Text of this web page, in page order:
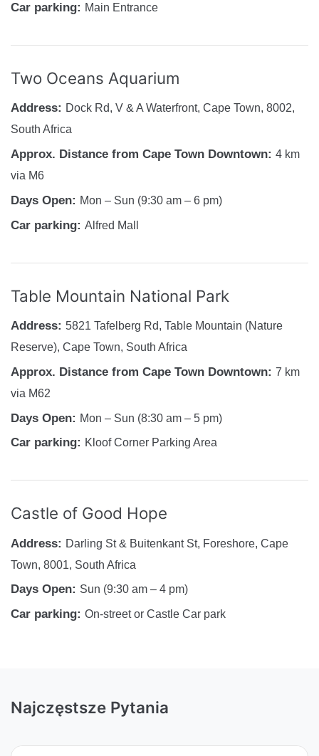
Car parking: Main Entrance
Two Oceans Aquarium
Address: Dock Rd, V & A Waterfront, Cape Town, 8002,
South Africa
Approx. Distance from Cape Town Downtown: 4 km
via M6
Days Open: Mon – Sun (9:30 am – 6 pm)
Car parking: Alfred Mall
Table Mountain National Park
Address: 5821 Tafelberg Rd, Table Mountain (Nature
Reserve), Cape Town, South Africa
Approx. Distance from Cape Town Downtown: 7 km
via M62
Days Open: Mon – Sun (8:30 am – 5 pm)
Car parking: Kloof Corner Parking Area
Castle of Good Hope
Address: Darling St & Buitenkant St, Foreshore, Cape
Town, 8001, South Africa
Days Open: Sun (9:30 am – 4 pm)
Car parking: On-street or Castle Car park
Najczęstsze Pytania